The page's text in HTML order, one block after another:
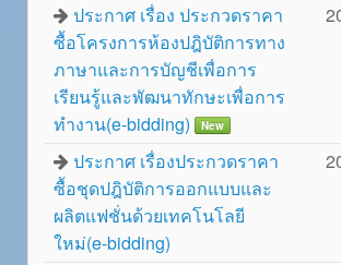
ประกาศ เรื่อง ประกวดราคา
ซื้อโครงการห้องปฎิบัติการทาง
ภาษาและการบัญชีเพื่อการ
เรียนรู้และพัฒนาทักษะเพื่อการ
ทำงาน(e-bidding)
New
ประกาศ เรื่องประกวดราคา
ซื้อชุดปฎิบัติการออกแบบและ
ผลิตแฟชั่นด้วยเทคโนโลยี
ใหม่(e-bidding)